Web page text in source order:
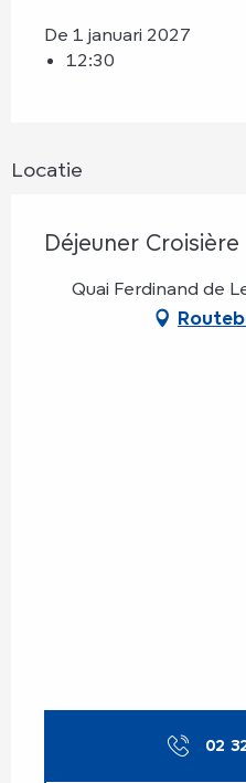
De 1 januari 2027
12:30
Locatie
Déjeuner
Quai Ferdinand de
02